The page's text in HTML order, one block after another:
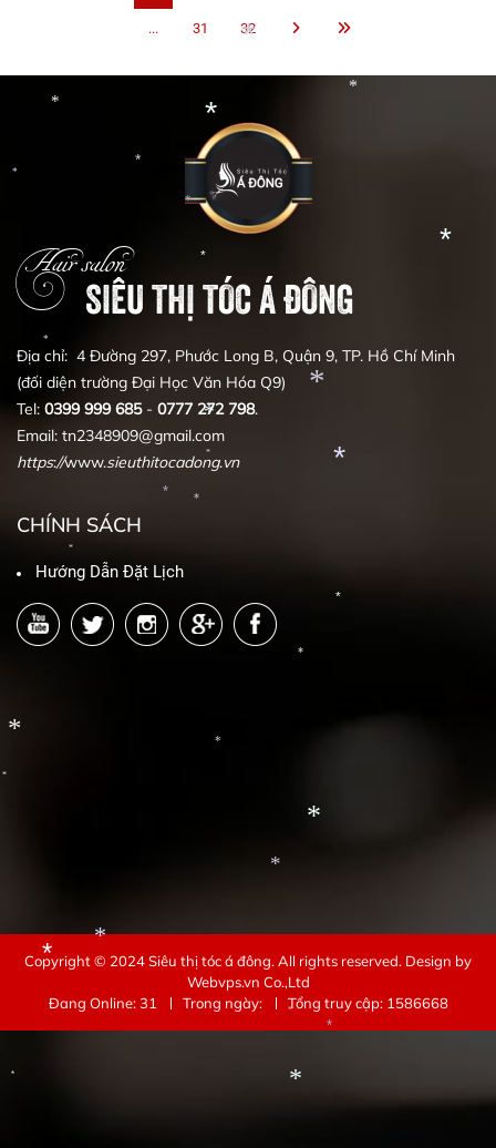
*
*
*
*
*
*
*
... 31 32
Hair salon
SIÊU THỊ TÓC Á ĐÔNG
Địa chỉ: 4 Đường 297, Phước Long B, Quận 9, TP. Hồ Chí Minh
(đối diện trường Đại Học Văn Hóa Q9)
Tel: 0399 999 685- 0777 272 798.
Email: tn2348909@gmail.com
https://www.sieuthitocadong.vn
CHÍNH SÁCH
Hướng Dẫn Đặt Lịch
Copyright © 2024Siêu thị tóc á đông. All rights reserved. Design by
Webvps.vn Co.,Ltd
Đang Online: 31
Trong ngày: Tổng truy cập: 1586668